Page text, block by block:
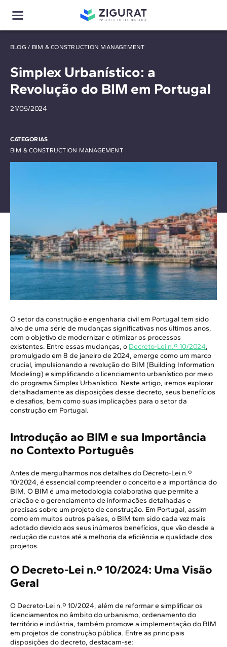
BLOG / BIM & CONSTRUCTION MANAGEMENT
Simplex Urbanístico: a
Revolução do BIM em Portugal
21/05/2024
CATEGORIAS
BIM & CONSTRUCTION MANAGEMENT
O setor da construção e engenharia civil em Portugal tem sido
alvo de uma série de mudanças significativas nos últimos anos,
com o objetivo de modernizar e otimizar os processos
existentes. Entre essas mudanças, o Decreto-Lei n.º 10/2024,
promulgado em 8 de janeiro de 2024, emerge como um marco
crucial, impulsionando a revolução do BIM (Building Information
Modeling) e simplificando o licenciamento urbanístico por meio
do programa Simplex Urbanístico. Neste artigo, iremos explorar
detalhadamente as disposições desse decreto, seus benefícios
e desafios, bem como suas implicações para o setor da
construção em Portugal.
Introdução ao BIM e sua Importância
no Contexto Português
Antes de mergulharmos nos detalhes do Decreto-Lei n.º
10/2024, é essencial compreender o conceito e a importância do
BIM. O BIM é uma metodologia colaborativa que permite a
criação e o gerenciamento de informações detalhadas e
precisas sobre um projeto de construção. Em Portugal, assim
como em muitos outros países, o BIM tem sido cada vez mais
adotado devido aos seus inúmeros benefícios, que vão desde a
redução de custos até a melhoria da eficiência e qualidade dos
projetos.
O Decreto-Lei n.º 10/2024: Uma Visão
Geral
O Decreto-Lei n.º 10/2024, além de reformar e simplificar os
licenciamentos no âmbito do urbanismo, ordenamento do
território e indústria, também promove a implementação do BIM
em projetos de construção pública. Entre as principais
disposições do decreto, destacam-se: